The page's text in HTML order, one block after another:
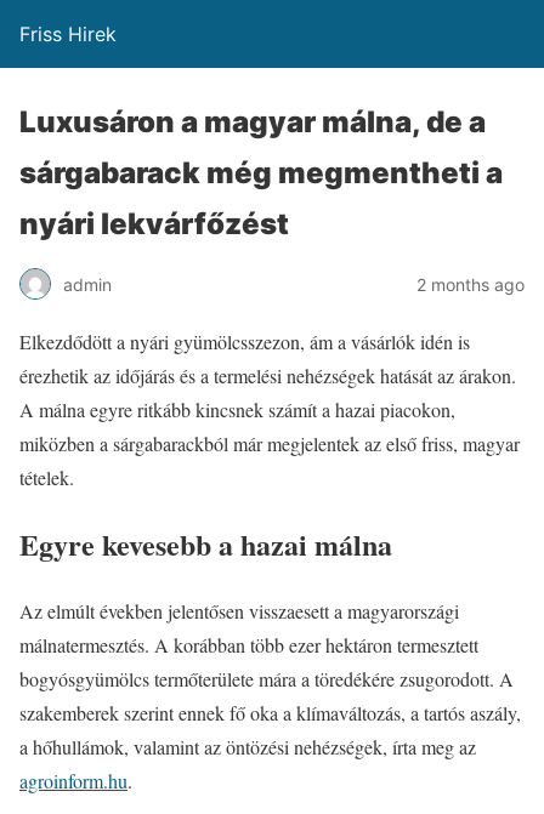
Friss Hirek
Luxusáron a magyar málna, de a
sárgabarack még megmentheti a
nyári lekvárfőzést
admin 2 months ago
Elkezdődött a nyári gyümölcsszezon, ám a vásárlók idén is
érezhetik az időjárás és a termelési nehézségek hatását az árakon.
A málna egyre ritkább kincsnek számít a hazai piacokon,
miközben a sárgabarackból már megjelentek az első friss, magyar
tételek.
Egyre kevesebb a hazai málna
Az elmúlt években jelentősen visszaesett a magyarországi
málnatermesztés. A korábban több ezer hektáron termesztett
bogyósgyümölcs termőterülete mára a töredékére zsugorodott. A
szakemberek szerint ennek fő oka a klímaváltozás, a tartós aszály,
a hőhullámok, valamint az öntözési nehézségek, írta meg az
agroinform.hu.